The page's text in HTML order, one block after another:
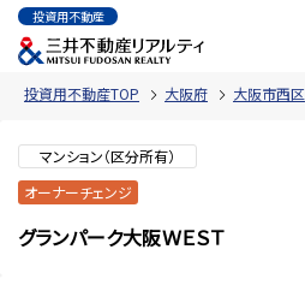
投資用不動産
投資用不動産TOP 大阪府 大阪市西区
マンション（区分所有）
オーナーチェンジ
グランパーク大阪ＷＥＳＴ